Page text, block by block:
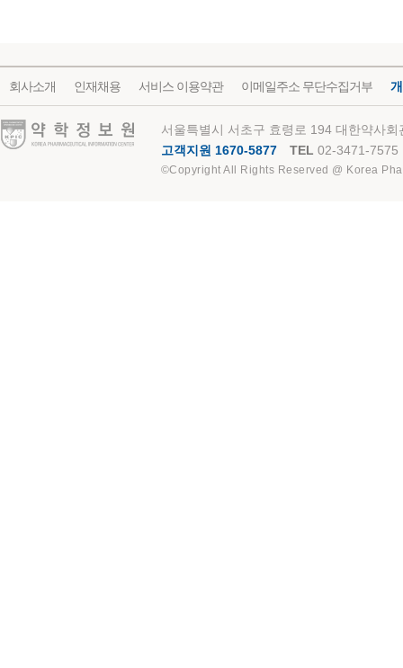
회사소개 인재채용 서비스 이용약관 이메일주소 무단수집거부
약학정보원
서울특별시 서초구 효령로 194 대한약사
고객지원 1670-5877
TEL 02-3471-7575
©Copyright All Rights Reserved @ Korea